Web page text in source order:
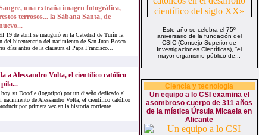
una extraña imagen fotográfica,
terrosos... la Sábana Santa, de
19 de abril se inauguró en la Catedral de Turín la
del bicentenario del nacimiento de San Juan Bosco.
días antes de la clausura el Papa Francisco...
a Alessandro Volta, el científico católico
hoy su Doodle (logotipo) por un diseño dedicado al
nacimiento de Alessandro Volta, el científico católico
por primera vez en la historia corriente
Este año se celebra el 75º
aniversario de la fundación del
CSIC (Consejo Superior de
Investigaciones Científicas), “el
mayor organismo público de...
Ciencia y tecnologia
Un equipo a lo CSI examina el
asombroso cuerpo de 311 años
de la mística Úrsula Micaela en
Alicante